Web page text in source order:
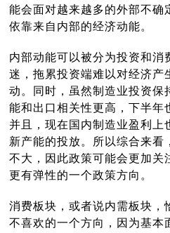
能会面对越来越多的外部不确
依靠来自内部的经济动能。
内部动能可以被分为投资和消
迷，拖累投资端难以对经济产
动。同时，虽然制造业投资保
能和出口相关性更高，下半年
并且，现在国内制造业盈利上
新产能的投放。所以综合来看
不大，因此政策可能会更加关
更有弹性的一个政策方向。
消费板块，或者说内需板块，
不喜欢的一个方向，因为基本